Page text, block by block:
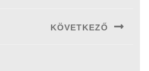
KÖVETKEZŐ